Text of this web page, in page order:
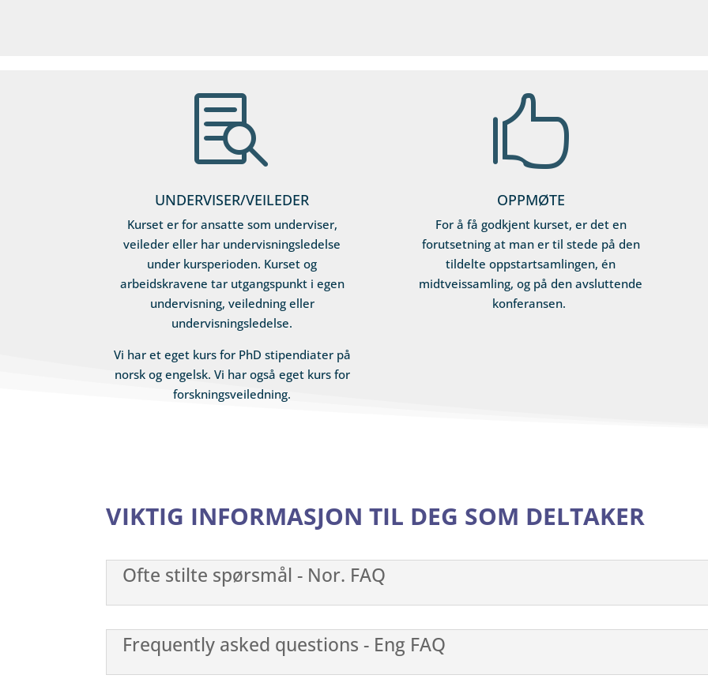

UNDERVISER/VEILEDER
Kurset er for ansatte som underviser,
veileder eller har undervisningsledelse
under kursperioden. Kurset og
arbeidskravene tar utgangspunkt i egen
undervisning, veiledning eller
undervisningsledelse.
Vi har et eget kurs for PhD stipendiater på
norsk og engelsk. Vi har også eget kurs for
forskningsveiledning.

OPPMØTE
For å få godkjent kurset, er det en
forutsetning at man er til stede på den
tildelte oppstartsamlingen, én
midtveissamling, og på den avsluttende
konferansen.
VIKTIG INFORMASJON TIL DEG SOM DELTAKER
Ofte stilte spørsmål - Nor. FAQ
Frequently asked questions - Eng FAQ